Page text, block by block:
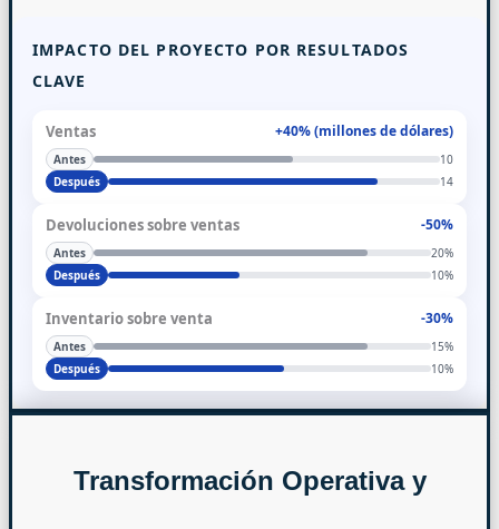
IMPACTO DEL PROYECTO POR RESULTADOS
CLAVE
Ventas +40% (millones de dólares)
Antes
10
Después
14
Devoluciones sobre ventas -50%
Antes
20%
Después
10%
Inventario sobre venta -30%
Antes
15%
Después
10%
Transformación Operativa y